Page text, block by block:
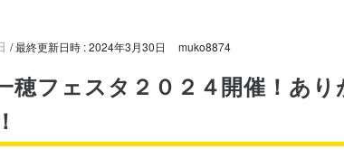
/ 最終更新日時 :2024年3月30日 muko8874
穂フェスタ２０２４開催！あ